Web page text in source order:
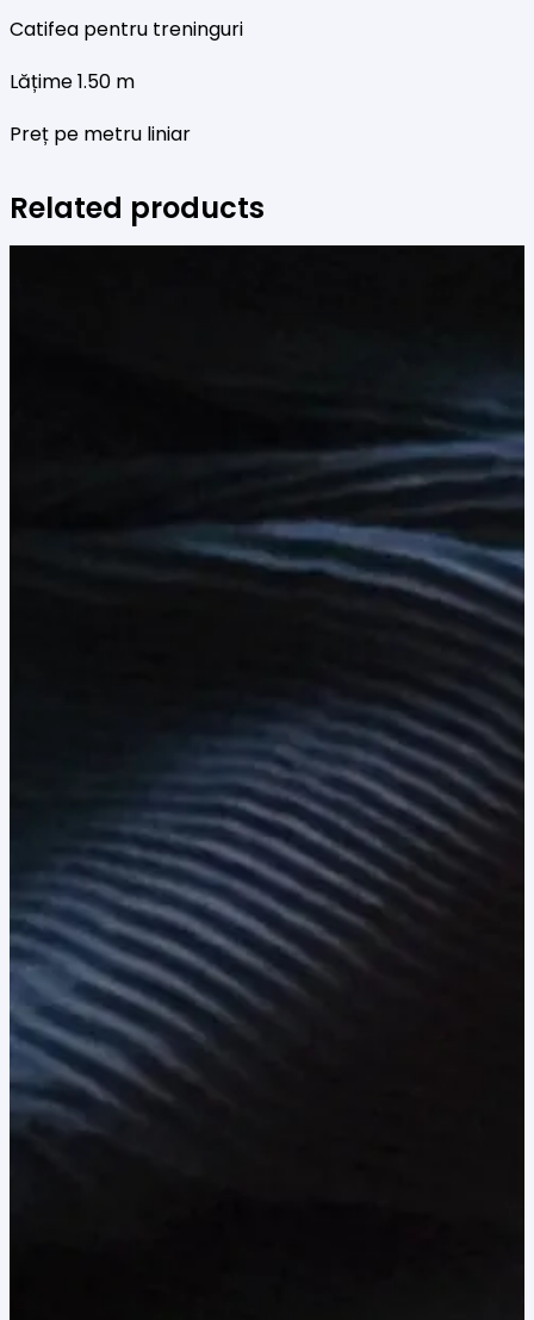
Catifea pentru treninguri
Lățime 1.50 m
Preț pe metru liniar
Related products